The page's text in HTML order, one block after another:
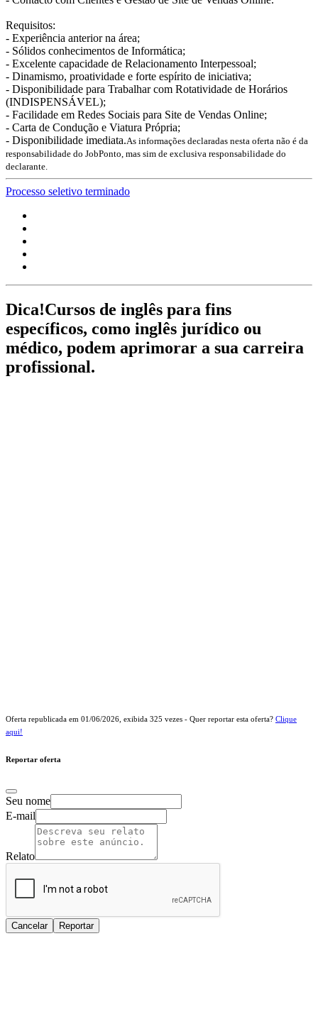
Requisitos:
- Experiência anterior na área;
- Sólidos conhecimentos de Informática;
- Excelente capacidade de Relacionamento Interpessoal;
- Dinamismo, proatividade e forte espírito de iniciativa;
- Disponibilidade para Trabalhar com Rotatividade de Horários
(INDISPENSÁVEL);
- Facilidade em Redes Sociais para Site de Vendas Online;
- Carta de Condução e Viatura Própria;
- Disponibilidade imediata.As informações declaradas nesta oferta não é da
responsabilidade do JobPonto, mas sim de exclusiva responsabilidade do
declarante.
Processo seletivo terminado
Dica!Cursos de inglês para fins
específicos, como inglês jurídico ou
médico, podem aprimorar a sua carreira
profissional.
Oferta republicada em 01/06/2026 , exibida 325 vezes - Quer reportar esta oferta? Clique
aqui!
Reportar oferta
Seu nome
E-mail
Relato
Cancelar Reportar